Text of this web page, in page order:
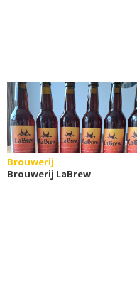
Brouwerij
Brouwerij LaBrew